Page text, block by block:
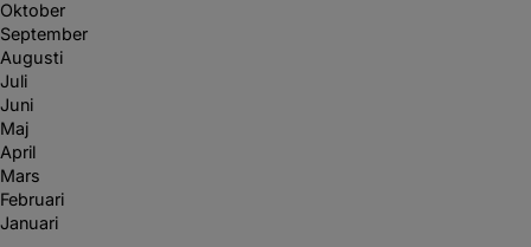
Oktober
September
Augusti
Juli
Juni
Maj
April
Mars
Februari
Januari